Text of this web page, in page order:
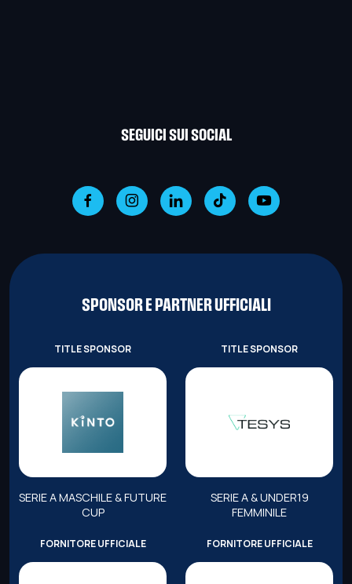
SEGUICI SUI SOCIAL
SPONSOR E PARTNER UFFICIALI
TITLE SPONSOR
SERIE A MASCHILE & FUTURE
CUP
TITLE SPONSOR
SERIE A & UNDER19
FEMMINILE
FORNITORE UFFICIALE FORNITORE UFFICIALE